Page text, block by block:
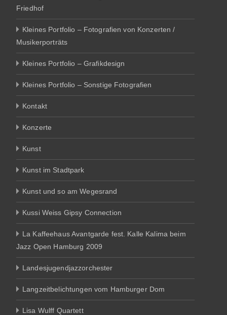
Friedhof
Kleines Portfolio – Fotografien von Konzerten /
Musikerporträts
Kleines Portfolio – Grafikdesign
Kleines Portfolio – Sonstige Fotografien
Kontakt
Konzerte
Kunst
Kunst im Stadtpark
Kunst und so am Wegesrand
Kussi Weiss Gipsy Connection
La Kaffeehaus Avantgarde fest. Kalle Kalima beim
Jazz Open Hamburg 2009
Landesjugendjazzorchester
Langzeitbelichtungen vom Hamburger Dom
Lisa Wulff Quartett